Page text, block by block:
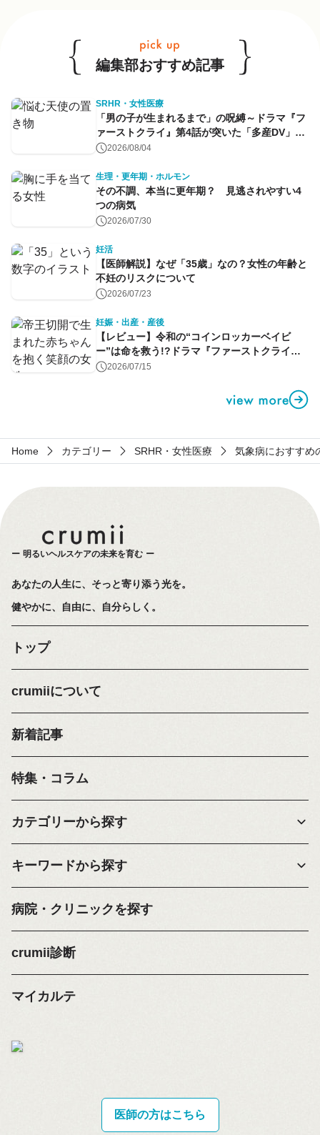
編集部おすすめ記事
SRHR・女性医療
「男の子が生まれるまで」の呪縛～ドラマ『フ
ァーストクライ』第4話が突いた「多産DV」と
命のコントロール～
2026/08/04
生理・更年期・ホルモン
その不調、本当に更年期？ 見逃されやすい4
つの病気
2026/07/30
妊活
【医師解説】なぜ「35歳」なの？女性の年齢と
不妊のリスクについて
2026/07/23
妊娠・出産・産後
【レビュー】令和の“コインロッカーベイビ
ー”は命を救う!?ドラマ『ファーストクライ』
第1話2026/07/15
Home カテゴリー SRHR・女性医療 気象病におすすめ
明るいヘルスケアの未来を育む
あなたの人生に、そっと寄り添う光を。
健やかに、自由に、自分らしく。
トップ
crumiiについて
新着記事
特集・コラム
カテゴリーから探す
キーワードから探す
病院・クリニックを探す
crumii診断
マイカルテ
医師の方はこちら